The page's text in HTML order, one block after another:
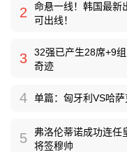
2
命悬一线！韩国最新
可出线！
3
32强已产生28席+9
奇迹
4 单篇：匈牙利VS哈萨
5
弗洛伦蒂诺成功连任
将签穆帅